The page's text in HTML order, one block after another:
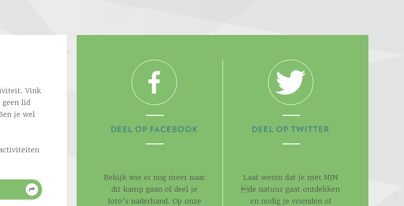
Vink
lid
je wel
DEEL OP FACEBOOK
Bekijk wie er nog meer naar
dit kamp gaan of deel je
foto’s naderhand. Op onze
DEEL OP TWITTER
Laat weten dat je met NJN
de natuur gaat ontdekken
en nodig je vrienden of